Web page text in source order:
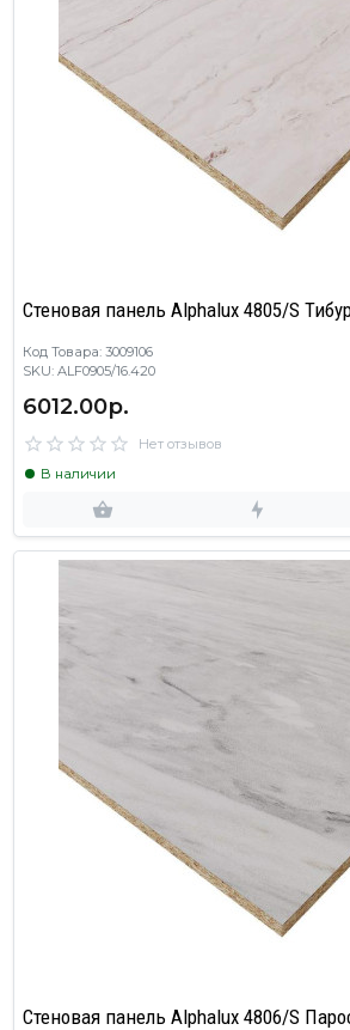
Cтеновая панель Alphalux 4805/S
Код Товара: 3009106
SKU: ALF0905/16.420
6012.00р.
Нет отзывов
В наличии
Cтеновая панель Alphalux 4806/S